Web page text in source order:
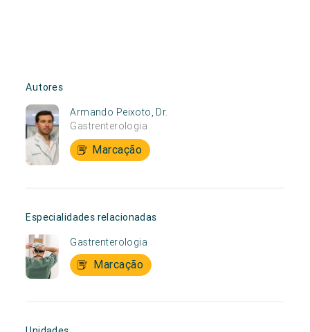
Autores
Armando Peixoto, Dr.
Gastrenterologia
Marcação
Especialidades relacionadas
Gastrenterologia
Marcação